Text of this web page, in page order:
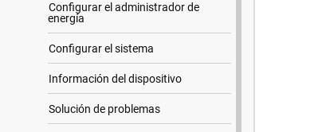
Configurar el administrador de
energía
Configurar el sistema
Información del dispositivo
Solución de problemas